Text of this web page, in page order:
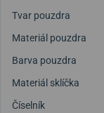
Tvar pouzdra
Materiál pouzdra
Barva pouzdra
Materiál sklíčka
Číselník